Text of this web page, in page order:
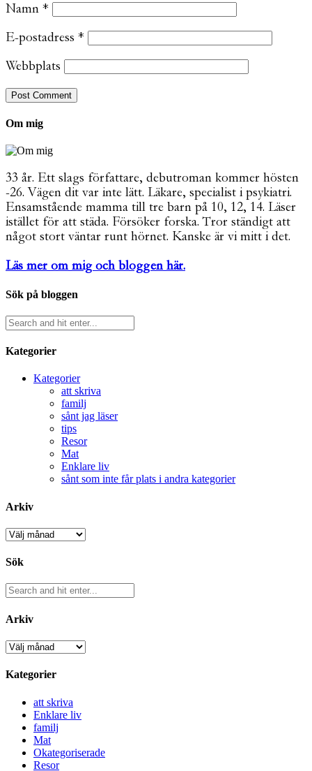
Namn *
E-postadress *
Webbplats
Om mig
33 år. Ett slags författare, debutroman kommer hösten
-26. Vägen dit var inte lätt. Läkare, specialist i psykiatri.
Ensamstående mamma till tre barn på 10, 12, 14. Läser
istället för att städa. Försöker forska. Tror ständigt att
något stort väntar runt hörnet. Kanske är vi mitt i det.
Läs mer om mig och bloggen här.
Sök på bloggen
Kategorier
Kategorier
att skriva
familj
sånt jag läser
tips
Resor
Mat
Enklare liv
sånt som inte får plats i andra kategorier
Arkiv
Arkiv
Sök
Arkiv
Arkiv
Kategorier
att skriva
Enklare liv
familj
Mat
Okategoriserade
Resor